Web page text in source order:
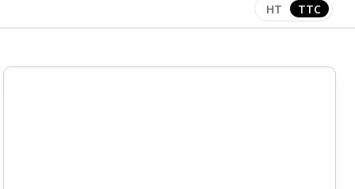
Afficher les
HT TTC